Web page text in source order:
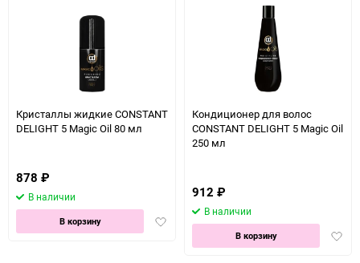
Кристаллы жидкие CONSTANT
DELIGHT 5 Magic Oil 80 мл
878 ₽
В наличии
Добавить
избранное
В корзину
Кондиционер для волос
CONSTANT DELIGHT 5 Magic Oil
250 мл
912 ₽
В наличии
В корзину